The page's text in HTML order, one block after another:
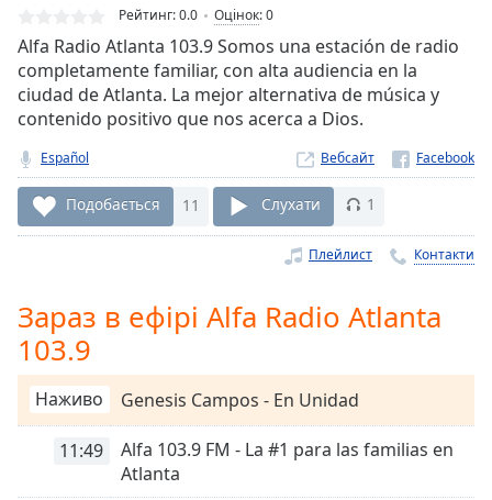
Type
LIVE
live,
currently
behind
liveLIVE
Remaining
Time-
Chapters
Chapters
Descriptions
descriptions
Рейтинг:0.0 Оцінок:0
Alfa Radio Atlanta 103.9 Somos una estación de radio
completamente familiar, con alta audiencia en la
ciudad de Atlanta. La mejor alternativa de música y
contenido positivo que nos acerca a Dios.
Español Вебсайт
Подобається 11 Слухати 1
Плейлист Контакти
Зараз в ефірі Alfa Radio Atlanta
103.9
Наживо Genesis Campos - En Unidad
11:49
Alfa 103.9 FM - La #1 para las familias en
Atlanta